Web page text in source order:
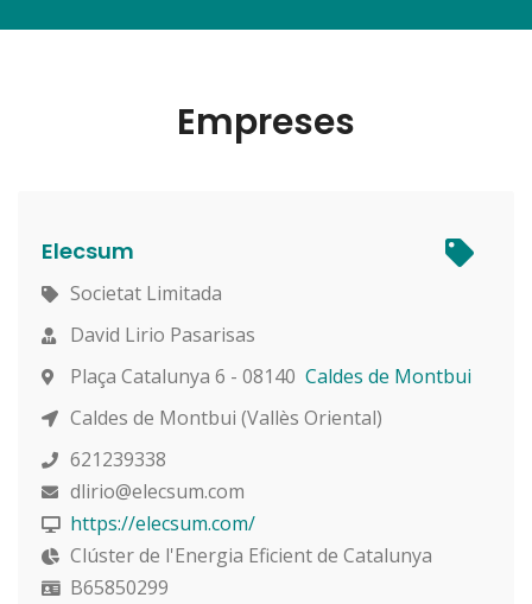
Empreses
Elecsum
Societat Limitada
David Lirio Pasarisas
Plaça Catalunya 6 - 08140 Caldes de Montbui
Caldes de Montbui (Vallès Oriental)
621239338
dlirio@elecsum.com
https://elecsum.com/
Clúster de l'Energia Eficient de Catalunya
B65850299